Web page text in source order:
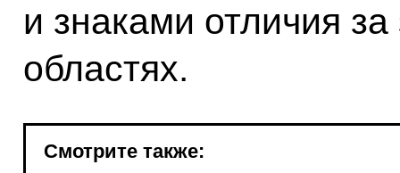
и знаками отличия
областях.
Смотрите также: